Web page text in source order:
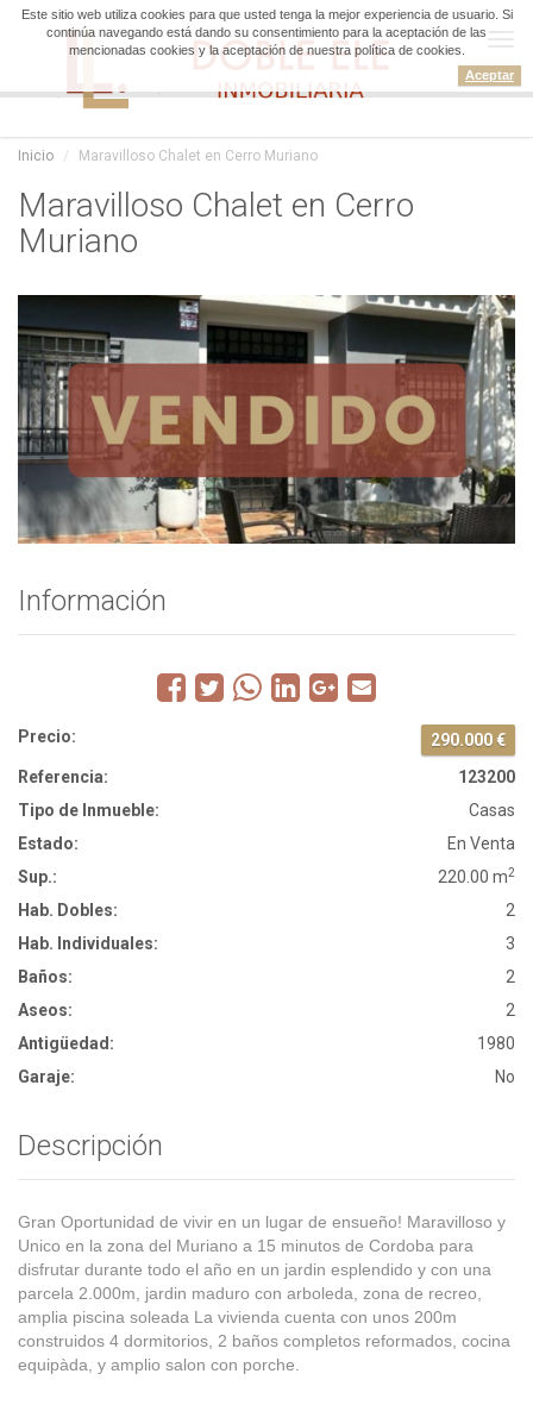
Este sitio web utiliza cookies para que usted tenga la mejor experiencia de usuario. Si
continúa navegando está dando su consentimiento para la aceptación de las
mencionadas cookies y la aceptación de nuestra política de cookies.
Aceptar
Inicio Maravilloso Chalet en Cerro Muriano
Maravilloso Chalet en Cerro
Muriano
Maravilloso Chalet en Cerro Muriano
Información
Precio:
290.000 €
Referencia:
123200
Tipo de Inmueble:
Casas
Estado:
En Venta
Sup.:
220.00 m2
Hab. Dobles:
2
Hab. Individuales:
3
Baños:
2
Aseos:
2
Antigüedad:
1980
Garaje:
No
Descripción
Gran Oportunidad de vivir en un lugar de ensueño! Maravilloso y
Unico en la zona del Muriano a 15 minutos de Cordoba para
disfrutar durante todo el año en un jardin esplendido y con una
parcela 2.000m, jardin maduro con arboleda, zona de recreo,
amplia piscina soleada La vivienda cuenta con unos 200m
construidos 4 dormitorios, 2 baños completos reformados, cocina
equipàda, y amplio salon con porche.